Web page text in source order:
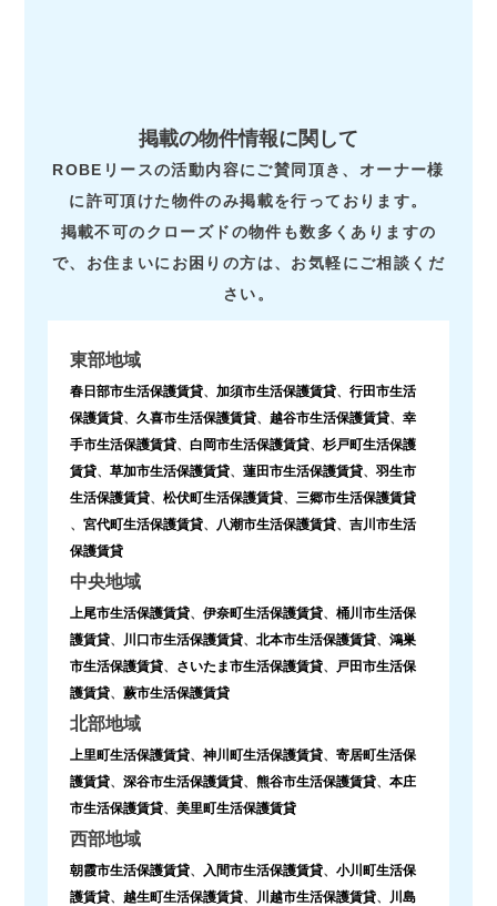
掲載の物件情報に関して
ROBEリースの活動内容にご賛同頂き、オーナー様
に許可頂けた物件のみ掲載を行っております。
掲載不可のクローズドの物件も数多くありますの
で、お住まいにお困りの方は、お気軽にご相談くだ
さい。
東部地域
春日部市生活保護賃貸、 加須市生活保護賃貸、 行田市生活
保護賃貸、 久喜市生活保護賃貸、 越谷市生活保護賃貸、 幸
手市生活保護賃貸、 白岡市生活保護賃貸、 杉戸町生活保護
賃貸、 草加市生活保護賃貸、 蓮田市生活保護賃貸、 羽生市
生活保護賃貸、 松伏町生活保護賃貸、 三郷市生活保護賃貸
、 宮代町生活保護賃貸、 八潮市生活保護賃貸、 吉川市生活
保護賃貸
中央地域
上尾市生活保護賃貸、 伊奈町生活保護賃貸、 桶川市生活保
護賃貸、 川口市生活保護賃貸、 北本市生活保護賃貸、 鴻巣
市生活保護賃貸、 さいたま市生活保護賃貸、
戸田市生活保
護賃貸、 蕨市生活保護賃貸
北部地域
上里町生活保護賃貸、 神川町生活保護賃貸、 寄居町生活保
護賃貸、 深谷市生活保護賃貸、 熊谷市生活保護賃貸、 本庄
市生活保護賃貸、 美里町生活保護賃貸
西部地域
朝霞市生活保護賃貸、 入間市生活保護賃貸、 小川町生活保
護賃貸、 越生町生活保護賃貸、 川越市生活保護賃貸、
川島